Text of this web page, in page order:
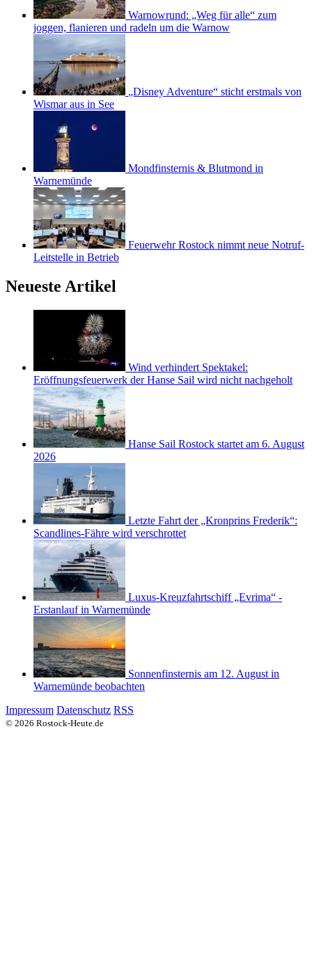
Warnowrund: „Weg für alle“ zum
joggen, flanieren und radeln um die Warnow
„Disney Adventure“ sticht erstmals von
Wismar aus in See
Mondfinsternis & Blutmond in
Warnemünde
Feuerwehr Rostock nimmt neue Notruf-
Leitstelle in Betrieb
Neueste Artikel
Wind verhindert Spektakel:
Eröffnungsfeuerwerk der Hanse Sail wird nicht nachgeholt
Hanse Sail Rostock startet am 6. August
2026
Letzte Fahrt der „Kronprins Frederik“:
Scandlines-Fähre wird verschrottet
Luxus-Kreuzfahrtschiff „Evrima“ -
Erstanlauf in Warnemünde
Sonnenfinsternis am 12. August in
Warnemünde beobachten
Impressum Datenschutz RSS
© 2026 Rostock-Heute.de